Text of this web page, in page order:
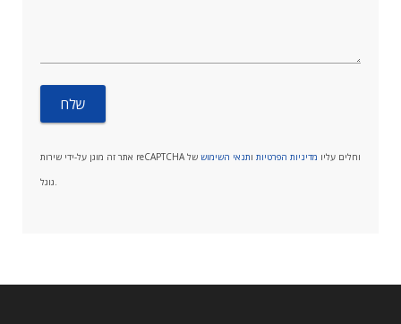
אתר זה מוגן על-ידי שירות reCAPTCHA וחלים עליו מדיניות הפרטיות ותנאי השימוש של
גוגל.